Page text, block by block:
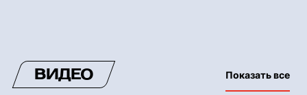
ВИДЕО Показать все